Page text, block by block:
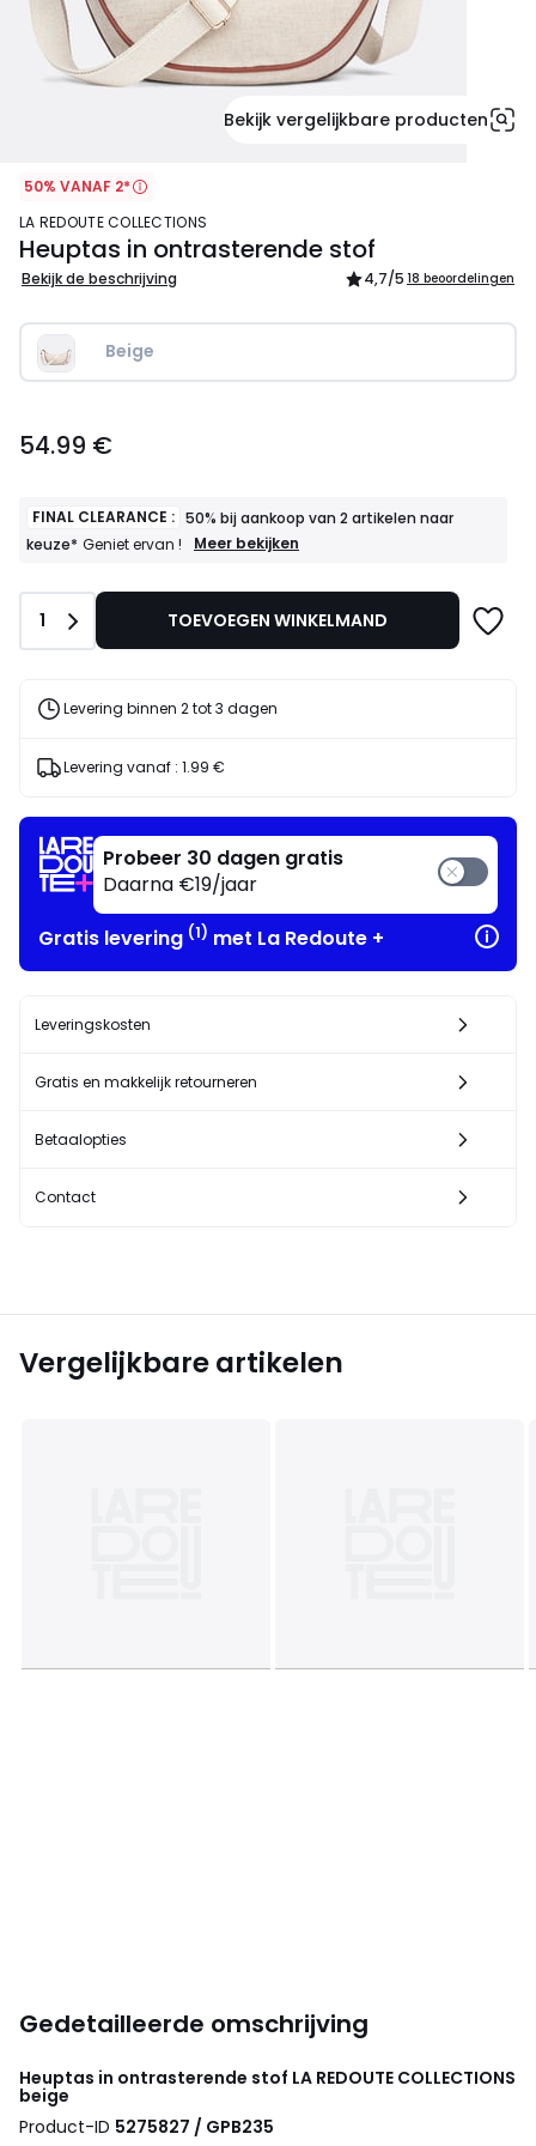
Bekijk vergelijkbare producten
50% VANAF 2*
LA REDOUTE COLLECTIONS
Heuptas in ontrasterende stof
Bekijk de beschrijving 4,7/5 18 beoordelingen
Beige
€.
54.99 €
FINAL CLEARANCE : 50% bij aankoop van 2 artikelen naar
keuze* Geniet ervan !
FINAL
bij
artikelen
Geniet
Meer bekijken
Aantal
1 TOEVOEGEN WINKELMAND
Levering binnen 2 tot 3 dagen
Levering vanaf : 1.99 €
Probeer 30 dagen gratis
Daarna €19/jaar
Gratis levering (1) met La Redoute +
Leveringskosten
Gratis en makkelijk retourneren
Betaalopties
Contact
Vergelijkbare artikelen
Gedetailleerde omschrijving
Heuptas in ontrasterende stof LA REDOUTE COLLECTIONS
beige
Product-ID 5275827 / GPB235